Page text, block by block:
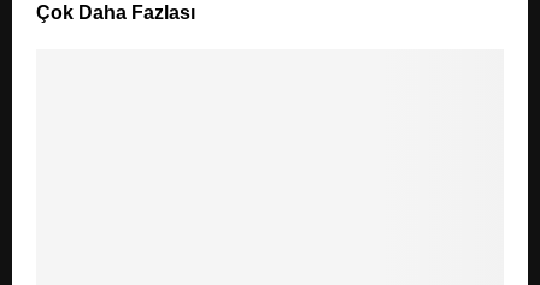
Çok Daha Fazlası